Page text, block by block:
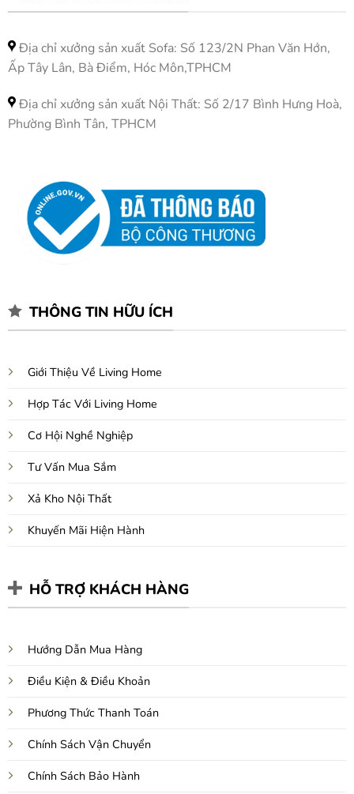
Địa chỉ xưởng sản xuất Sofa: Số 123/2N Phan Văn Hớn,
Ấp Tây Lân, Bà Điểm, Hóc Môn,TPHCM
Địa chỉ xưởng sản xuất Nội Thất: Số 2/17 Bình Hưng Hoà,
Phường Bình Tân, TPHCM
THÔNG TIN HỮU ÍCH
Giới Thiệu Về Living Home
Hợp Tác Với Living Home
Cơ Hội Nghề Nghiệp
Tư Vấn Mua Sắm
Xả Kho Nội Thất
Khuyến Mãi Hiện Hành
HỖ TRỢ KHÁCH HÀNG
Hướng Dẫn Mua Hàng
Điều Kiện & Điều Khoản
Phương Thức Thanh Toán
Chính Sách Vận Chuyển
Chính Sách Bảo Hành